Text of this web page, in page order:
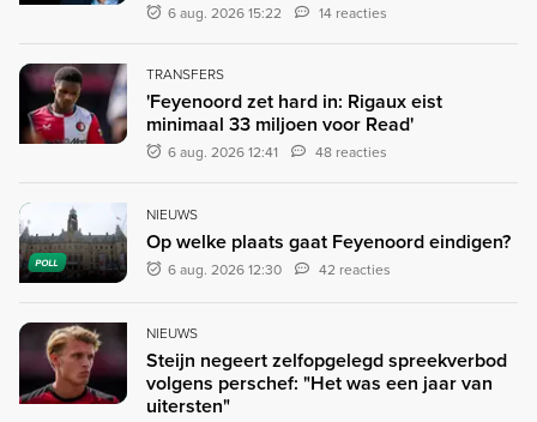
6 aug. 2026 15:22 14 reacties
TRANSFERS
'Feyenoord zet hard in: Rigaux eist
minimaal 33 miljoen voor Read'
6 aug. 2026 12:41 48 reacties
POLL
NIEUWS
Op welke plaats gaat Feyenoord eindigen?
6 aug. 2026 12:30 42 reacties
NIEUWS
Steijn negeert zelfopgelegd spreekverbod
volgens perschef: "Het was een jaar van
uitersten"